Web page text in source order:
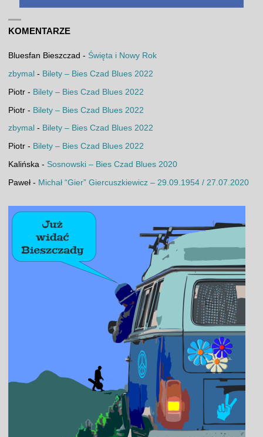
KOMENTARZE
Bluesfan Bieszczad - Święta i Nowy Rok
zbymal - Bilety – Bies Czad Blues 2022
Piotr- Bilety – Bies Czad Blues 2022
Piotr- Bilety – Bies Czad Blues 2022
zbymal - Bilety – Bies Czad Blues 2022
Piotr- Bilety – Bies Czad Blues 2022
Kalińska - Sosnowski – Bies Czad Blues 2020
Paweł- Michał “Gier” Giercuszkiewicz – 29.09.1954 / 27.07.2020